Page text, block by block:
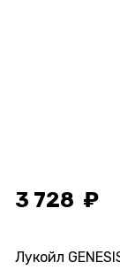
3 728
Лукойл